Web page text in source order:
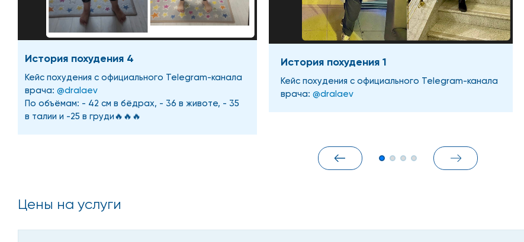
История похудения 4
Кейс похудения с официального Telegram-канала
врача: @dralaev
По объёмам: - 42 см в бёдрах, - 36 в животе, - 35
в талии и -25 в груди🔥🔥🔥
История похудения 1
Кейс похудения с официального Telegram-канала
врача: @dralaev
Цены на услуги